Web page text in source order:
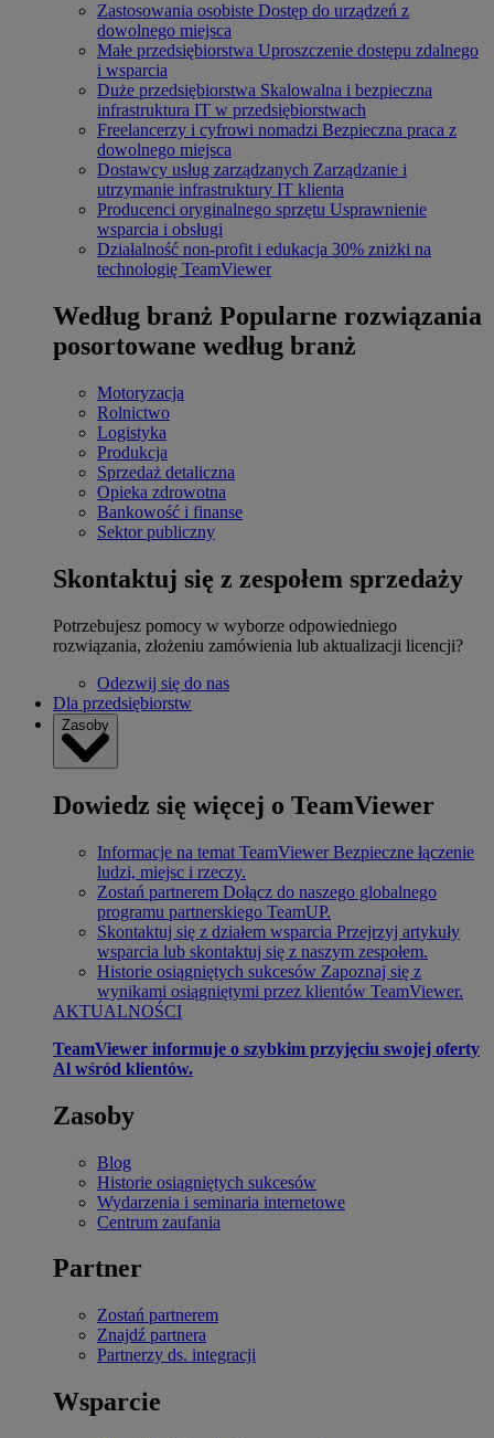
Zastosowania osobiste Dostęp do urządzeń z
dowolnego miejsca
Małe przedsiębiorstwa Uproszczenie dostępu zdalnego
i wsparcia
Duże przedsiębiorstwa Skalowalna i bezpieczna
infrastruktura IT w przedsiębiorstwach
Freelancerzy i cyfrowi nomadzi Bezpieczna praca z
dowolnego miejsca
Dostawcy usług zarządzanych Zarządzanie i
utrzymanie infrastruktury IT klienta
Producenci oryginalnego sprzętu Usprawnienie
wsparcia i obsługi
Działalność non-profit i edukacja 30% zniżki na
technologię TeamViewer
Według branż Popularne rozwiązania
posortowane według branż
Motoryzacja
Rolnictwo
Logistyka
Produkcja
Sprzedaż detaliczna
Opieka zdrowotna
Bankowość i finanse
Sektor publiczny
Skontaktuj się z zespołem sprzedaży
Potrzebujesz pomocy w wyborze odpowiedniego
rozwiązania, złożeniu zamówienia lub aktualizacji licencji?
Odezwij się do nas
Dla przedsiębiorstw
Zasoby
Dowiedz się więcej o TeamViewer
Informacje na temat TeamViewer Bezpieczne łączenie
ludzi, miejsc i rzeczy.
Zostań partnerem Dołącz do naszego globalnego
programu partnerskiego TeamUP.
Skontaktuj się z działem wsparcia Przejrzyj artykuły
wsparcia lub skontaktuj się z naszym zespołem.
Historie osiągniętych sukcesów Zapoznaj się z
wynikami osiągniętymi przez klientów TeamViewer.
AKTUALNOŚCI
TeamViewer informuje o szybkim przyjęciu swojej oferty
Al wśród klientów.
Zasoby
Blog
Historie osiągniętych sukcesów
Wydarzenia i seminaria internetowe
Centrum zaufania
Partner
Zostań partnerem
Znajdź partnera
Partnerzy ds. integracji
Wsparcie